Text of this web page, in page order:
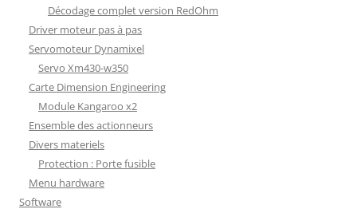
Décodage complet version RedOhm
Driver moteur pas à pas
Servomoteur Dynamixel
Servo Xm430-w350
Carte Dimension Engineering
Module Kangaroo x2
Ensemble des actionneurs
Divers materiels
Protection : Porte fusible
Menu hardware
Software